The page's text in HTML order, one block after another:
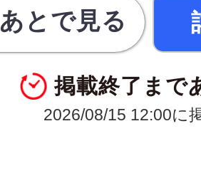
あとで見る
掲載終了まで
2026/08/15 12:00に